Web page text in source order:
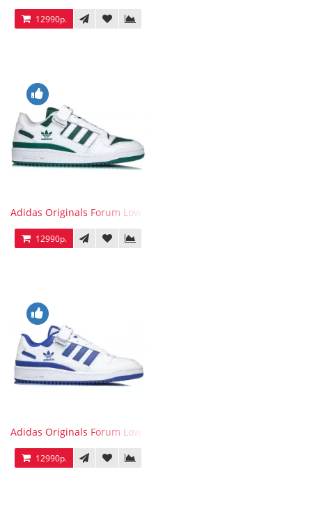
12990р.
Adidas Originals Forum Low WB White Green
12990р.
Adidas Originals Forum Low WB White Blue
12990р.